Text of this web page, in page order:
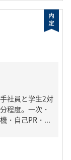
社員と学生2対
程度。一次・
・自己PR・...